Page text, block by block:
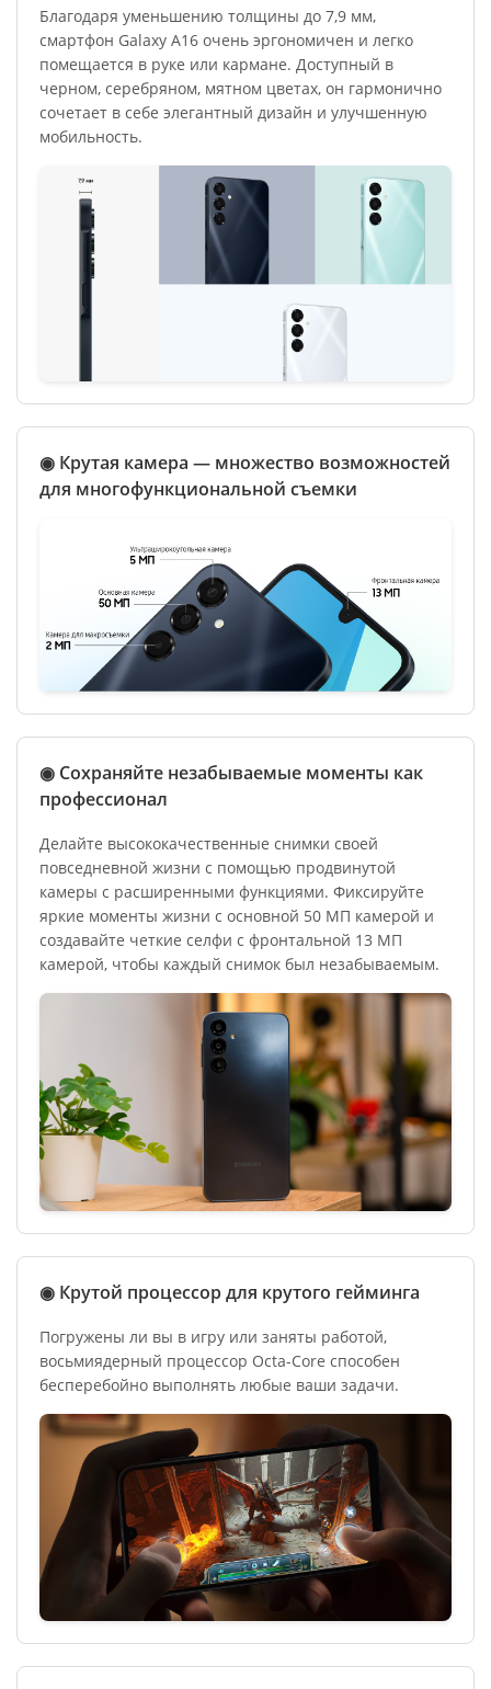
Благодаря уменьшению толщины до 7,9 мм,
смартфон Galaxy A16 очень эргономичен и легко
помещается в руке или кармане. Доступный в
черном, серебряном, мятном цветах, он гармонично
сочетает в себе элегантный дизайн и улучшенную
мобильность.
◉ Крутая камера — множество возможностей
для многофункциональной съемки
◉ Сохраняйте незабываемые моменты как
профессионал
Делайте высококачественные снимки своей
повседневной жизни с помощью продвинутой
камеры с расширенными функциями. Фиксируйте
яркие моменты жизни с основной 50 МП камерой и
создавайте четкие селфи с фронтальной 13 МП
камерой, чтобы каждый снимок был незабываемым.
◉ Крутой процессор для крутого гейминга
Погружены ли вы в игру или заняты работой,
восьмиядерный процессор Octa-Core способен
бесперебойно выполнять любые ваши задачи.